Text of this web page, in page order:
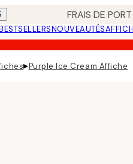
FRAIS DE
NOUVEAUTÉS
▸Purple Ice Cream Affiche